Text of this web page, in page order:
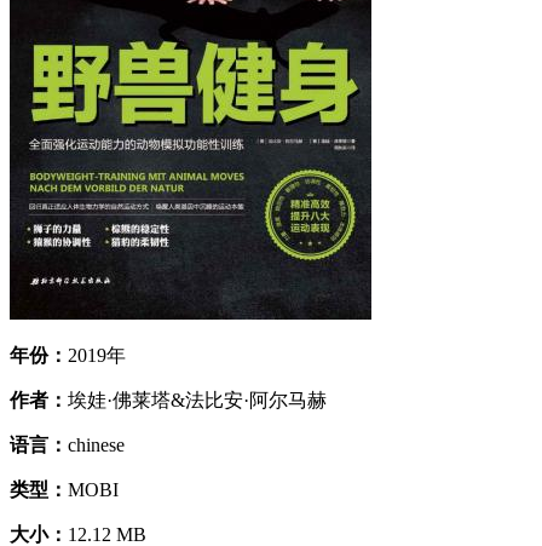
年份： 2019年
作者： 埃娃·佛莱塔&法比安·阿尔马赫
语言： chinese
类型： MOBI
大小： 12.12 MB